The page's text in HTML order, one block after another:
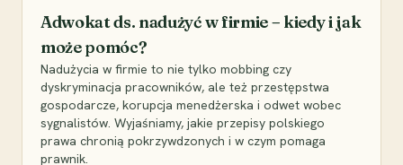
Adwokat ds. nadużyć w firmie – kiedy i jak
może pomóc?
Nadużycia w firmie to nie tylko mobbing czy
dyskryminacja pracowników, ale też przestępstwa
gospodarcze, korupcja menedżerska i odwet wobec
sygnalistów. Wyjaśniamy, jakie przepisy polskiego
prawa chronią pokrzywdzonych i w czym pomaga
prawnik.